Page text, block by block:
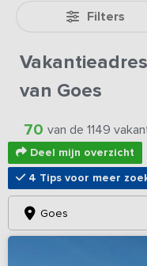
Filters
van Goes
70 van de 1149
Deel mijn overzicht
4 Tips voor meer
Goes